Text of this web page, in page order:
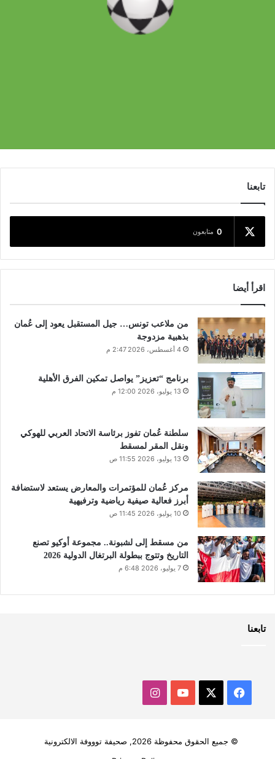
تابعنا
0 متابعون
اقرأ أيضا
من ملاعب تونس… جيل المستقبل يعود إلى عُمان
بذهبية مزدوجة
4 أغسطس، 2026 2:47 م
برنامج “تعزيز” يواصل تمكين الفرق الأهلية
13 يوليو، 2026 12:00 م
سلطنة عُمان تفوز برئاسة الاتحاد العربي للهوكي
ونقل المقر لمسقط
13 يوليو، 2026 11:55 ص
مركز عُمان للمؤتمرات والمعارض يستعد لاستضافة
أبرز فعالية صيفية رياضية وترفيهية
10 يوليو، 2026 11:45 ص
من مسقط إلى لشبونة.. مجموعة أوكيو تصنع
التاريخ وتتوج ببطولة البرتغال الدولية 2026
7 يوليو، 2026 6:48 م
تابعنا
فيسبوك ‫YouTubeانستقرام
© جميع الحقوق محفوظة 2026, صحيفة توووفة الالكترونية